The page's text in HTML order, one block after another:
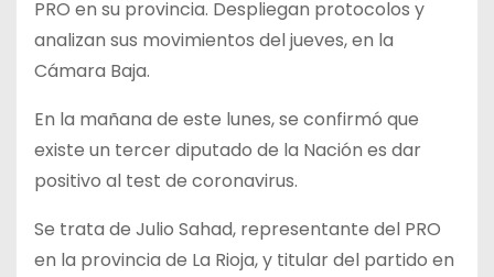
PRO en su provincia. Despliegan protocolos y
analizan sus movimientos del jueves, en la
Cámara Baja.
En la mañana de este lunes, se confirmó que
existe un tercer diputado de la Nación es dar
positivo al test de coronavirus.
Se trata de Julio Sahad, representante del PRO
en la provincia de La Rioja, y titular del partido en